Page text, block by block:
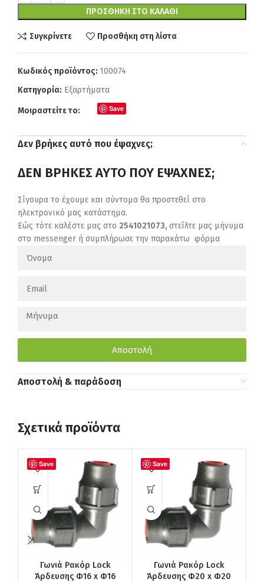
ΠΡΟΣΘΉΚΗ ΣΤΟ ΚΑΛΆΘΙ
Συγκρίνετε Προσθήκη στη λίστα
Κωδικός προϊόντος: 100074
Κατηγορία: Εξαρτήματα
Μοιραστείτε το: Save
Δεν βρήκες αυτό που έψαχνες;
ΔΕΝ ΒΡΗΚΕΣ ΑΥΤΟ ΠΟΥ ΕΨΑΧΝΕΣ;
Σίγουρα το έχουμε και σύντομα θα προστεθεί στο
ηλεκτρονικό μας κατάστημα.
Εώς τότε καλέστε μας στο 2541021073, στείλτε μας μήνυμα
στο messenger ή συμπλήρωσε την παρακάτω φόρμα
Αποστολή
Αποστολή & παράδοση
Σχετικά προϊόντα
Save
Γωνιά Ρακόρ Lock
Άρδευσης Φ16 x Φ16
Save
Γωνιά Ρακόρ Lock
Άρδευσης Φ20 x Φ20